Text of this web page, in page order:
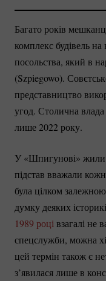
Багато років
комплекс будівель на
посольства, який в
(Szpiegowo).
представництво
угод. Столична
лише 2022 року.
У «Шпигунові» жили
підстав вважали
була цілком
думку деяких
1989 році взагалі не
спецслужби, можна
цей термін також є
з’явилася лише в